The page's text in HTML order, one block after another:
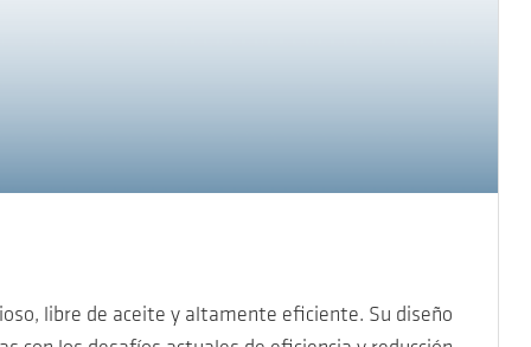
libre de aceite y altamente eficiente. Su diseño